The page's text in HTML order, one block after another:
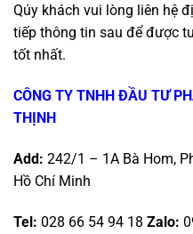
Qúy khách vui lòng liên hệ
tiếp thông tin sau để được
tốt nhất.
CÔNG TY TNHH ĐẦU TƯ
THỊNH
Add: 242/1 – 1A Bà Hom,
Hồ Chí Minh
Tel: 028 66 54 94 18 Zalo: